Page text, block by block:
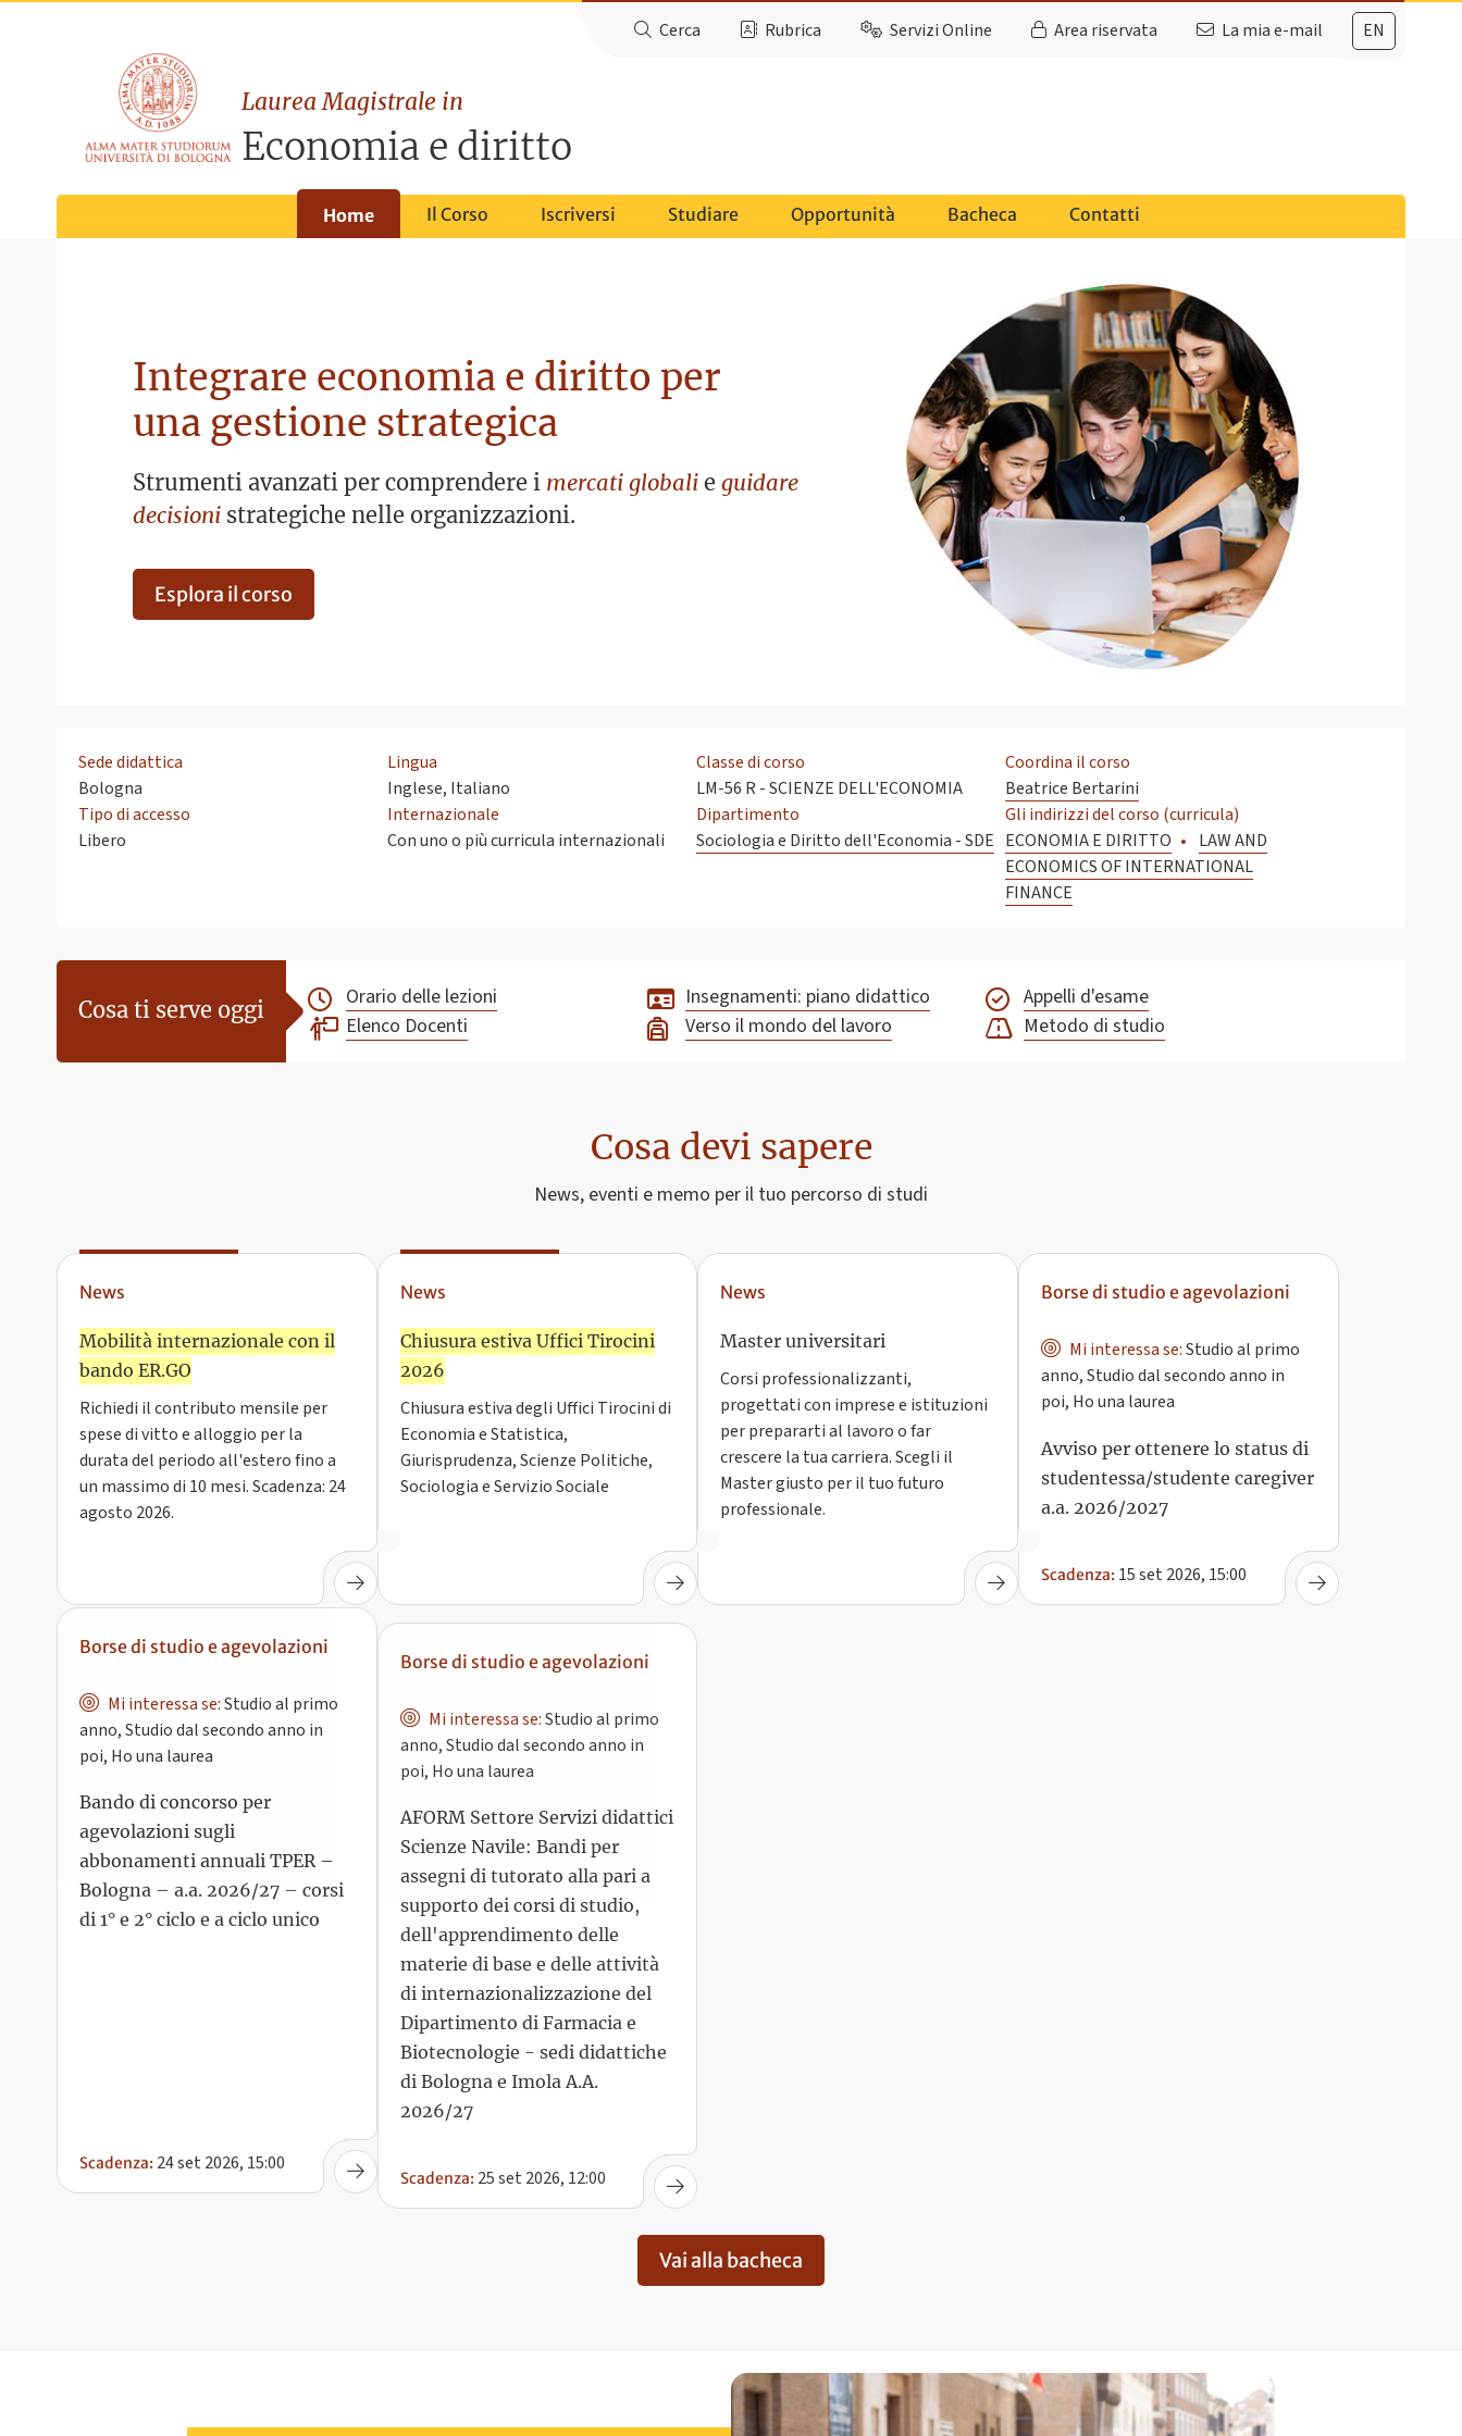
EN
Cerca Rubrica Servizi Online Area riservata La mia e-mail
Laurea Magistrale in
Economia e diritto
Home Il Corso Iscriversi Studiare Opportunità Bacheca Contatti
Integrare economia e diritto per
una gestione strategica
Strumenti avanzati per comprendere i mercati globali e guidare
decisioni strategiche nelle organizzazioni.
Esplora il corso
Sede didattica
Bologna
Lingua
Inglese, Italiano
Classe di corso
LM-56 R - SCIENZE DELL'ECONOMIA
Coordina il corso
Beatrice Bertarini
Tipo di accesso
Libero
Internazionale
Con uno o più curricula internazionali
Dipartimento
Sociologia e Diritto dell'Economia - SDE
Gli indirizzi del corso (curricula)
ECONOMIA E DIRITTO
LAW AND
ECONOMICS OF INTERNATIONAL
FINANCE
Cosa ti serve oggi Orario delle lezioni Insegnamenti: piano didattico
Appelli d'esame
Elenco Docenti
Verso il mondo del lavoro Metodo di studio
Cosa devi sapere
News, eventi e memo per il tuo percorso di studi
News
Mobilità internazionale con il
bando ER.GO
Richiedi il contributo mensile per
spese di vitto e alloggio per la
durata del periodo all'estero fino a
un massimo di 10 mesi. Scadenza: 24
agosto 2026.
News
Chiusura estiva Uffici Tirocini
2026
Chiusura estiva degli Uffici Tirocini di
Economia e Statistica,
Giurisprudenza, Scienze Politiche,
Sociologia e Servizio Sociale
News
Master universitari
Corsi professionalizzanti,
progettati con imprese e istituzioni
per prepararti al lavoro o far
crescere la tua carriera. Scegli il
Master giusto per il tuo futuro
professionale.
Borse di studio e agevolazioni
Mi interessa se:Studio al primo
anno, Studio dal secondo anno in
poi, Ho una laurea
Avviso per ottenere lo status di
studentessa/studente caregiver
a.a. 2026/2027
Scadenza: 15 set 2026, 15:00
Borse di studio e agevolazioni
Mi interessa se:Studio al primo
anno, Studio dal secondo anno in
poi, Ho una laurea
Bando di concorso per
agevolazioni sugli
abbonamenti annuali TPER –
Bologna – a.a. 2026/27 – corsi
di 1° e 2° ciclo e a ciclo unico
Scadenza: 24 set 2026, 15:00
anno, Studio dal secondo anno in
poi, Ho una laurea
Scienze Navile: Bandi per
assegni di tutorato alla pari a
supporto dei corsi di studio,
dell'apprendimento delle
materie di base e delle attività
di internazionalizzazione del
Dipartimento di Farmacia e
Biotecnologie - sedi didattiche
di Bologna e Imola A.A.
2026/27
Vai alla bacheca